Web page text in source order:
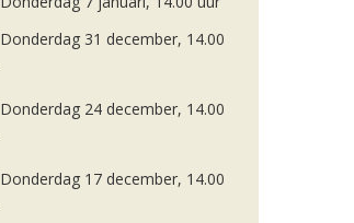
Donderdag 31 december, 14.00
Donderdag 24 december, 14.00
Donderdag 17 december, 14.00